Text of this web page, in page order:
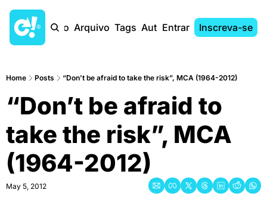
Início Arquivo Tags AutoresEntrar Inscreva-se
Home Posts “Don’t be afraid to take the risk”, MCA (1964-2012)
“Don’t be afraid to
take the risk”, MCA
(1964-2012)
May 5, 2012